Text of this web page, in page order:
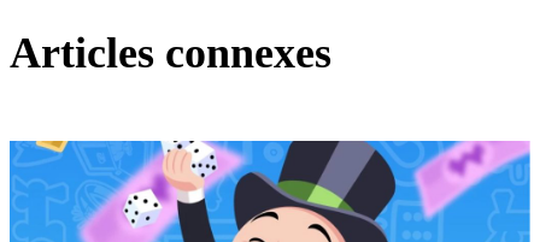
Articles connexes